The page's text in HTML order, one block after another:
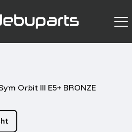
Orbit III E5+ BRONZE